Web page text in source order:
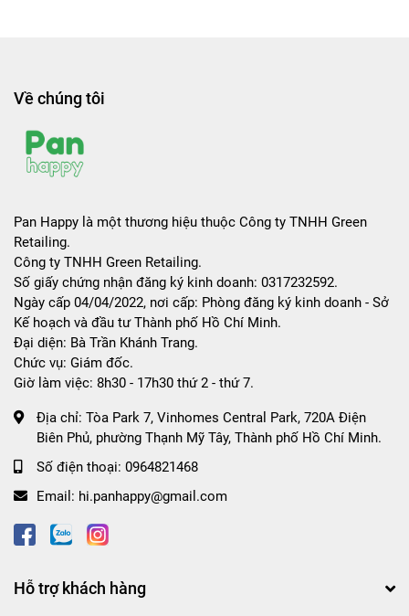
Về chúng tôi
Pan Happy là một thương hiệu thuộc Công ty TNHH Green
Retailing.
Công ty TNHH Green Retailing.
Số giấy chứng nhận đăng ký kinh doanh: 0317232592.
Ngày cấp 04/04/2022, nơi cấp: Phòng đăng ký kinh doanh - Sở
Kế hoạch và đầu tư Thành phố Hồ Chí Minh.
Đại diện: Bà Trần Khánh Trang.
Chức vụ: Giám đốc.
Giờ làm việc: 8h30 - 17h30 thứ 2 - thứ 7.
Địa chỉ: Tòa Park 7, Vinhomes Central Park, 720A Điện
Biên Phủ, phường Thạnh Mỹ Tây, Thành phố Hồ Chí Minh.
Số điện thoại: 0964821468
Email: hi.panhappy@gmail.com
Hỗ trợ khách hàng